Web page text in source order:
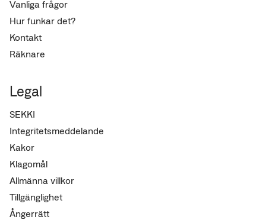
Vanliga frågor
Hur funkar det?
Kontakt
Räknare
Legal
SEKKI
Integritetsmeddelande
Kakor
Klagomål
Allmänna villkor
Tillgänglighet
Ångerrätt